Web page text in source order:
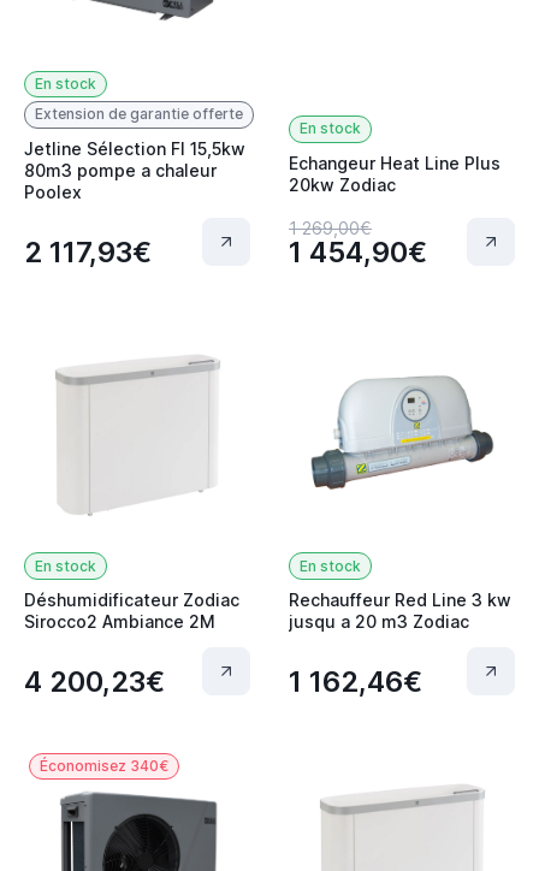
En stock
Extension de garantie offerte
Jetline Sélection FI 15,5kw
80m3 pompe a chaleur
Poolex
2 117,93€
En stock
Echangeur Heat Line Plus
20kw Zodiac
1 269,00€
1 454,90€
En stock
Déshumidificateur Zodiac
Sirocco2 Ambiance 2M
4 200,23€
En stock
Rechauffeur Red Line 3 kw
jusqu a 20 m3 Zodiac
1 162,46€
Économisez 340€